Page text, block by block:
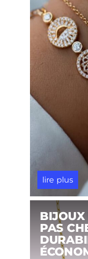
lire plus
BIJOUX
PAS